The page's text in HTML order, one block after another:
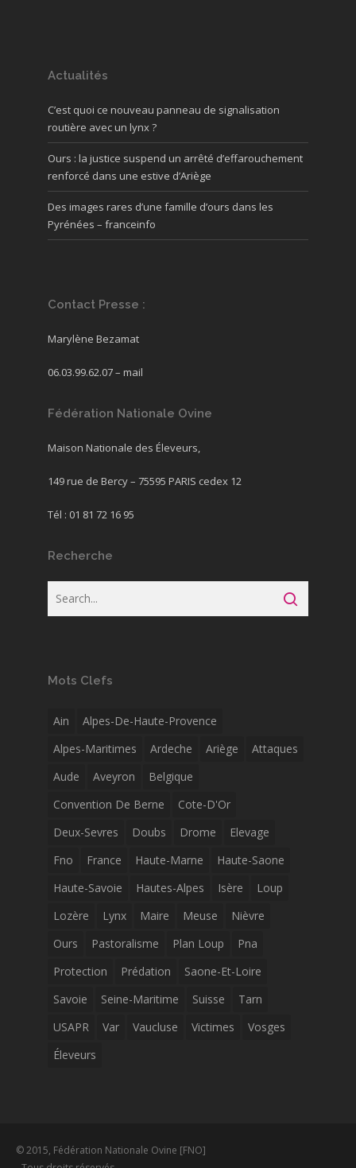
Actualités
C’est quoi ce nouveau panneau de signalisation
routière avec un lynx ?
Ours : la justice suspend un arrêté d’effarouchement
renforcé dans une estive d’Ariège
Des images rares d’une famille d’ours dans les
Pyrénées – franceinfo
Contact Presse :
Marylène Bezamat
06.03.99.62.07 – mail
Fédération Nationale Ovine
Maison Nationale des Éleveurs,
149 rue de Bercy – 75595 PARIS cedex 12
Tél : 01 81 72 16 95
Recherche
Mots Clefs
Ain
Alpes-De-Haute-Provence
Alpes-Maritimes
Ardeche Ariège
Attaques
Aude
Aveyron
Belgique
Convention De Berne
Cote-D'Or
Deux-Sevres
Doubs Drome
Elevage
Fno
France Haute-Marne
Haute-Saone
Haute-Savoie
Hautes-Alpes Isère
Loup
Lozère
Lynx Maire Meuse
Nièvre
Ours
Pastoralisme Plan Loup
Pna
Protection
Prédation
Saone-Et-Loire
Savoie
Seine-Maritime Suisse
Tarn
USAPR
Var Vaucluse Victimes
Vosges
Éleveurs
© 2015, Fédération Nationale Ovine [FNO]